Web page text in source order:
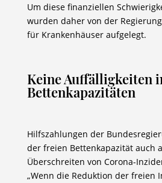
Um diese finanziellen
wurden daher von der
für Krankenhäuser aufgelegt.
Keine Auffälligkeiten
Bettenkapazitäten
Hilfszahlungen der
der freien Bettenkapazität auch
Überschreiten von Corona-
„Wenn die Reduktion der freien